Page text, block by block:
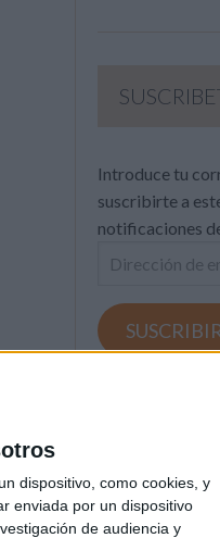
dispositivo, como cookies, y
enviada por un dispositivo
de audiencia y
Introduce tu
suscribirte a
notificaciones
Dirección
email
Únete a otros
SIGUE
EN